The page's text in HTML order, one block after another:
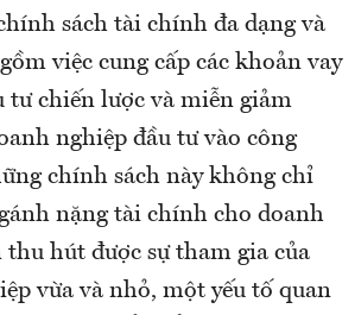
sách tài chính đa dạng và
việc cung cấp các khoản vay
tư chiến lược và miễn giảm
nghiệp đầu tư vào công
chính sách này không chỉ
nặng tài chính cho doanh
thu hút được sự tham gia của
vừa và nhỏ, một yếu tố quan